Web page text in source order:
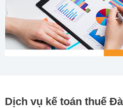
Dịch vụ kế toán thuế